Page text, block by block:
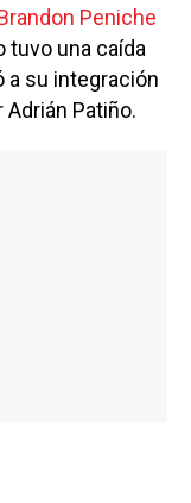
Peniche
tuvo una caída
a su integración
Patiño.